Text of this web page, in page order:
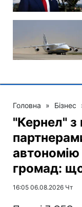
Головна » Бізнес
"Кернел"
громад:
16:05 06.08.2026 Чт